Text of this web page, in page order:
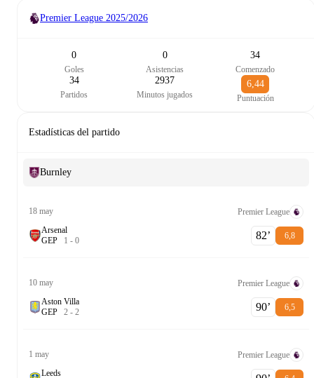
Premier League 2025/2026
0
Goles
0
Asistencias
34
Comenzado
34
Partidos
2937
Minutos jugados
6,44
Puntuación
Estadísticas del partido
Burnley
18 may
Premier League
Arsenal
GEP 1 - 0 82‎’‎ 6,8
10 may
Premier League
Aston Villa
GEP 2 - 2 90‎’‎ 6,5
1 may
Premier League
Leeds